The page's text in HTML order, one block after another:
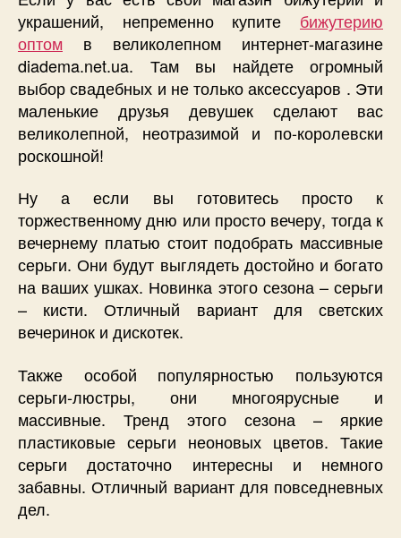
украшений, непременно купите бижутерию
оптом в великолепном интернет-магазине
diadema.net.ua. Там вы найдете огромный
выбор свадебных и не только аксессуаров . Эти
маленькие друзья девушек сделают вас
великолепной, неотразимой и по-королевски
роскошной!
Ну а если вы готовитесь просто к
торжественному дню или просто вечеру, тогда к
вечернему платью стоит подобрать массивные
серьги. Они будут выглядеть достойно и богато
на ваших ушках. Новинка этого сезона – серьги
– кисти. Отличный вариант для светских
вечеринок и дискотек.
Также особой популярностью пользуются
серьги-люстры, они многоярусные и
массивные. Тренд этого сезона – яркие
пластиковые серьги неоновых цветов. Такие
серьги достаточно интересны и немного
забавны. Отличный вариант для повседневных
дел.